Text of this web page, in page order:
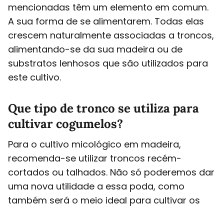
mencionadas têm um elemento em comum.
A sua forma de se alimentarem. Todas elas
crescem naturalmente associadas a troncos,
alimentando-se da sua madeira ou de
substratos lenhosos que são utilizados para
este cultivo.
Que tipo de tronco se utiliza para
cultivar cogumelos?
Para o cultivo micológico em madeira,
recomenda-se utilizar troncos recém-
cortados ou talhados. Não só poderemos dar
uma nova utilidade a essa poda, como
também será o meio ideal para cultivar os